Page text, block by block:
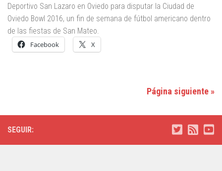
Deportivo San Lazaro en Oviedo para disputar la Ciudad de
Oviedo Bowl 2016, un fin de semana de fútbol americano dentro
de las fiestas de San Mateo.
Facebook X
Página siguiente »
SEGUIR: